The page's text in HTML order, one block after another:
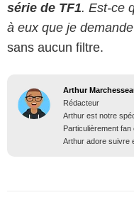
série de TF1. Est-ce
à eux que je
sans aucun filtre.
Arthur
Rédacteur
Arthur est notre
Particulièrement
Arthur adore suivre